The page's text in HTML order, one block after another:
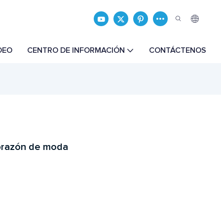
CENTRO DE INFORMACIÓN CONTÁCTENOS
de moda